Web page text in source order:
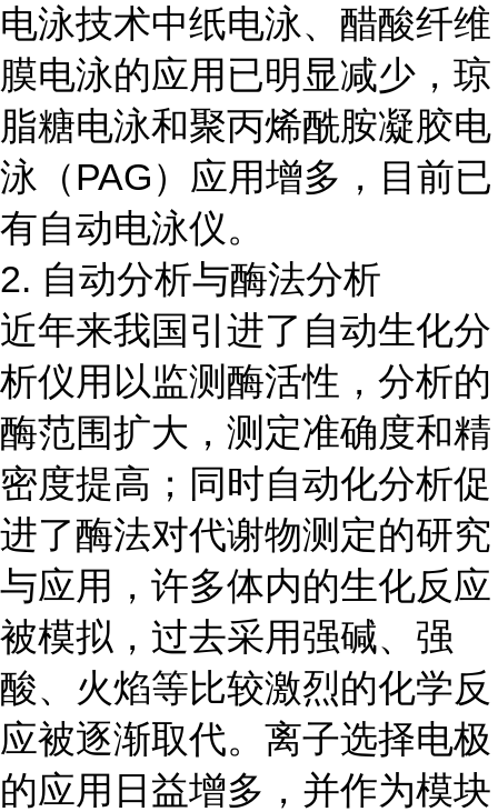
电泳技术中纸电泳、醋酸纤维
膜电泳的应用已明显减少，琼
脂糖电泳和聚丙烯酰胺凝胶电
泳（PAG）应用增多，目前已
有自动电泳仪。
2. 自动分析与酶法分析
近年来我国引进了自动生化分
析仪用以监测酶活性，分析的
酶范围扩大，测定准确度和精
密度提高；同时自动化分析促
进了酶法对代谢物测定的研究
与应用，许多体内的生化反应
被模拟，过去采用强碱、强
酸、火焰等比较激烈的化学反
应被逐渐取代。离子选择电极
的应用日益增多，并作为模块